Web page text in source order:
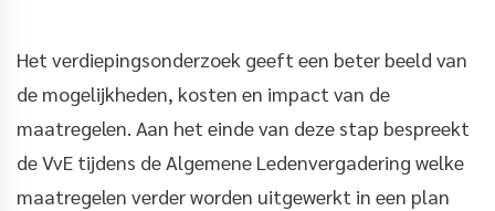
Het verdiepingsonderzoek geeft een beter beeld van
de mogelijkheden, kosten en impact van de
maatregelen. Aan het einde van deze stap bespreekt
de VvE tijdens de Algemene Ledenvergadering welke
maatregelen verder worden uitgewerkt in een plan